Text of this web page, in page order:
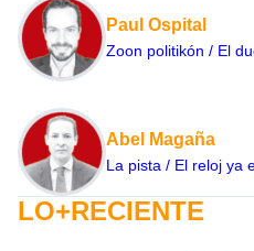
Paul Ospital
Zoon politikón / El
Abel Magaña
La pista / El reloj ya
LO+RECIENTE